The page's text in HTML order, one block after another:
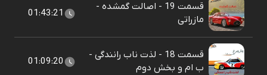
قسمت 19 - اصالت گمشده -
مازراتی
01:43:21
قسمت 18 - لذت ناب رانندگی -
ب ام و بخش دوم
01:09:20